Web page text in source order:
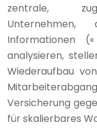
zentrale,
Informationen
analysieren,
Wiederaufbau
Versicherung
für skalierbares